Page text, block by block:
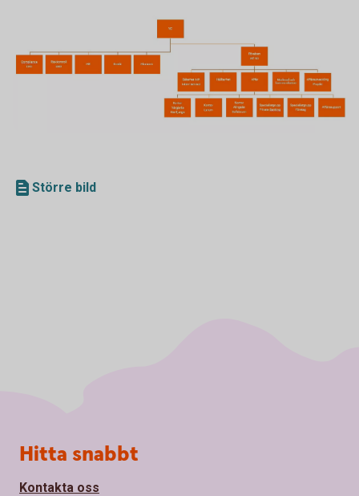
Större bild
Sidfot
Hitta snabbt
Kontakta oss